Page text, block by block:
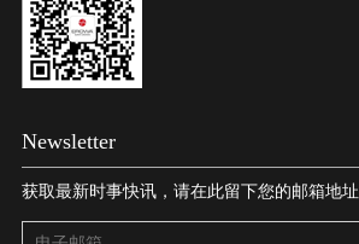
Newsletter
获取最新时事快讯，请在此留下您的邮箱地址